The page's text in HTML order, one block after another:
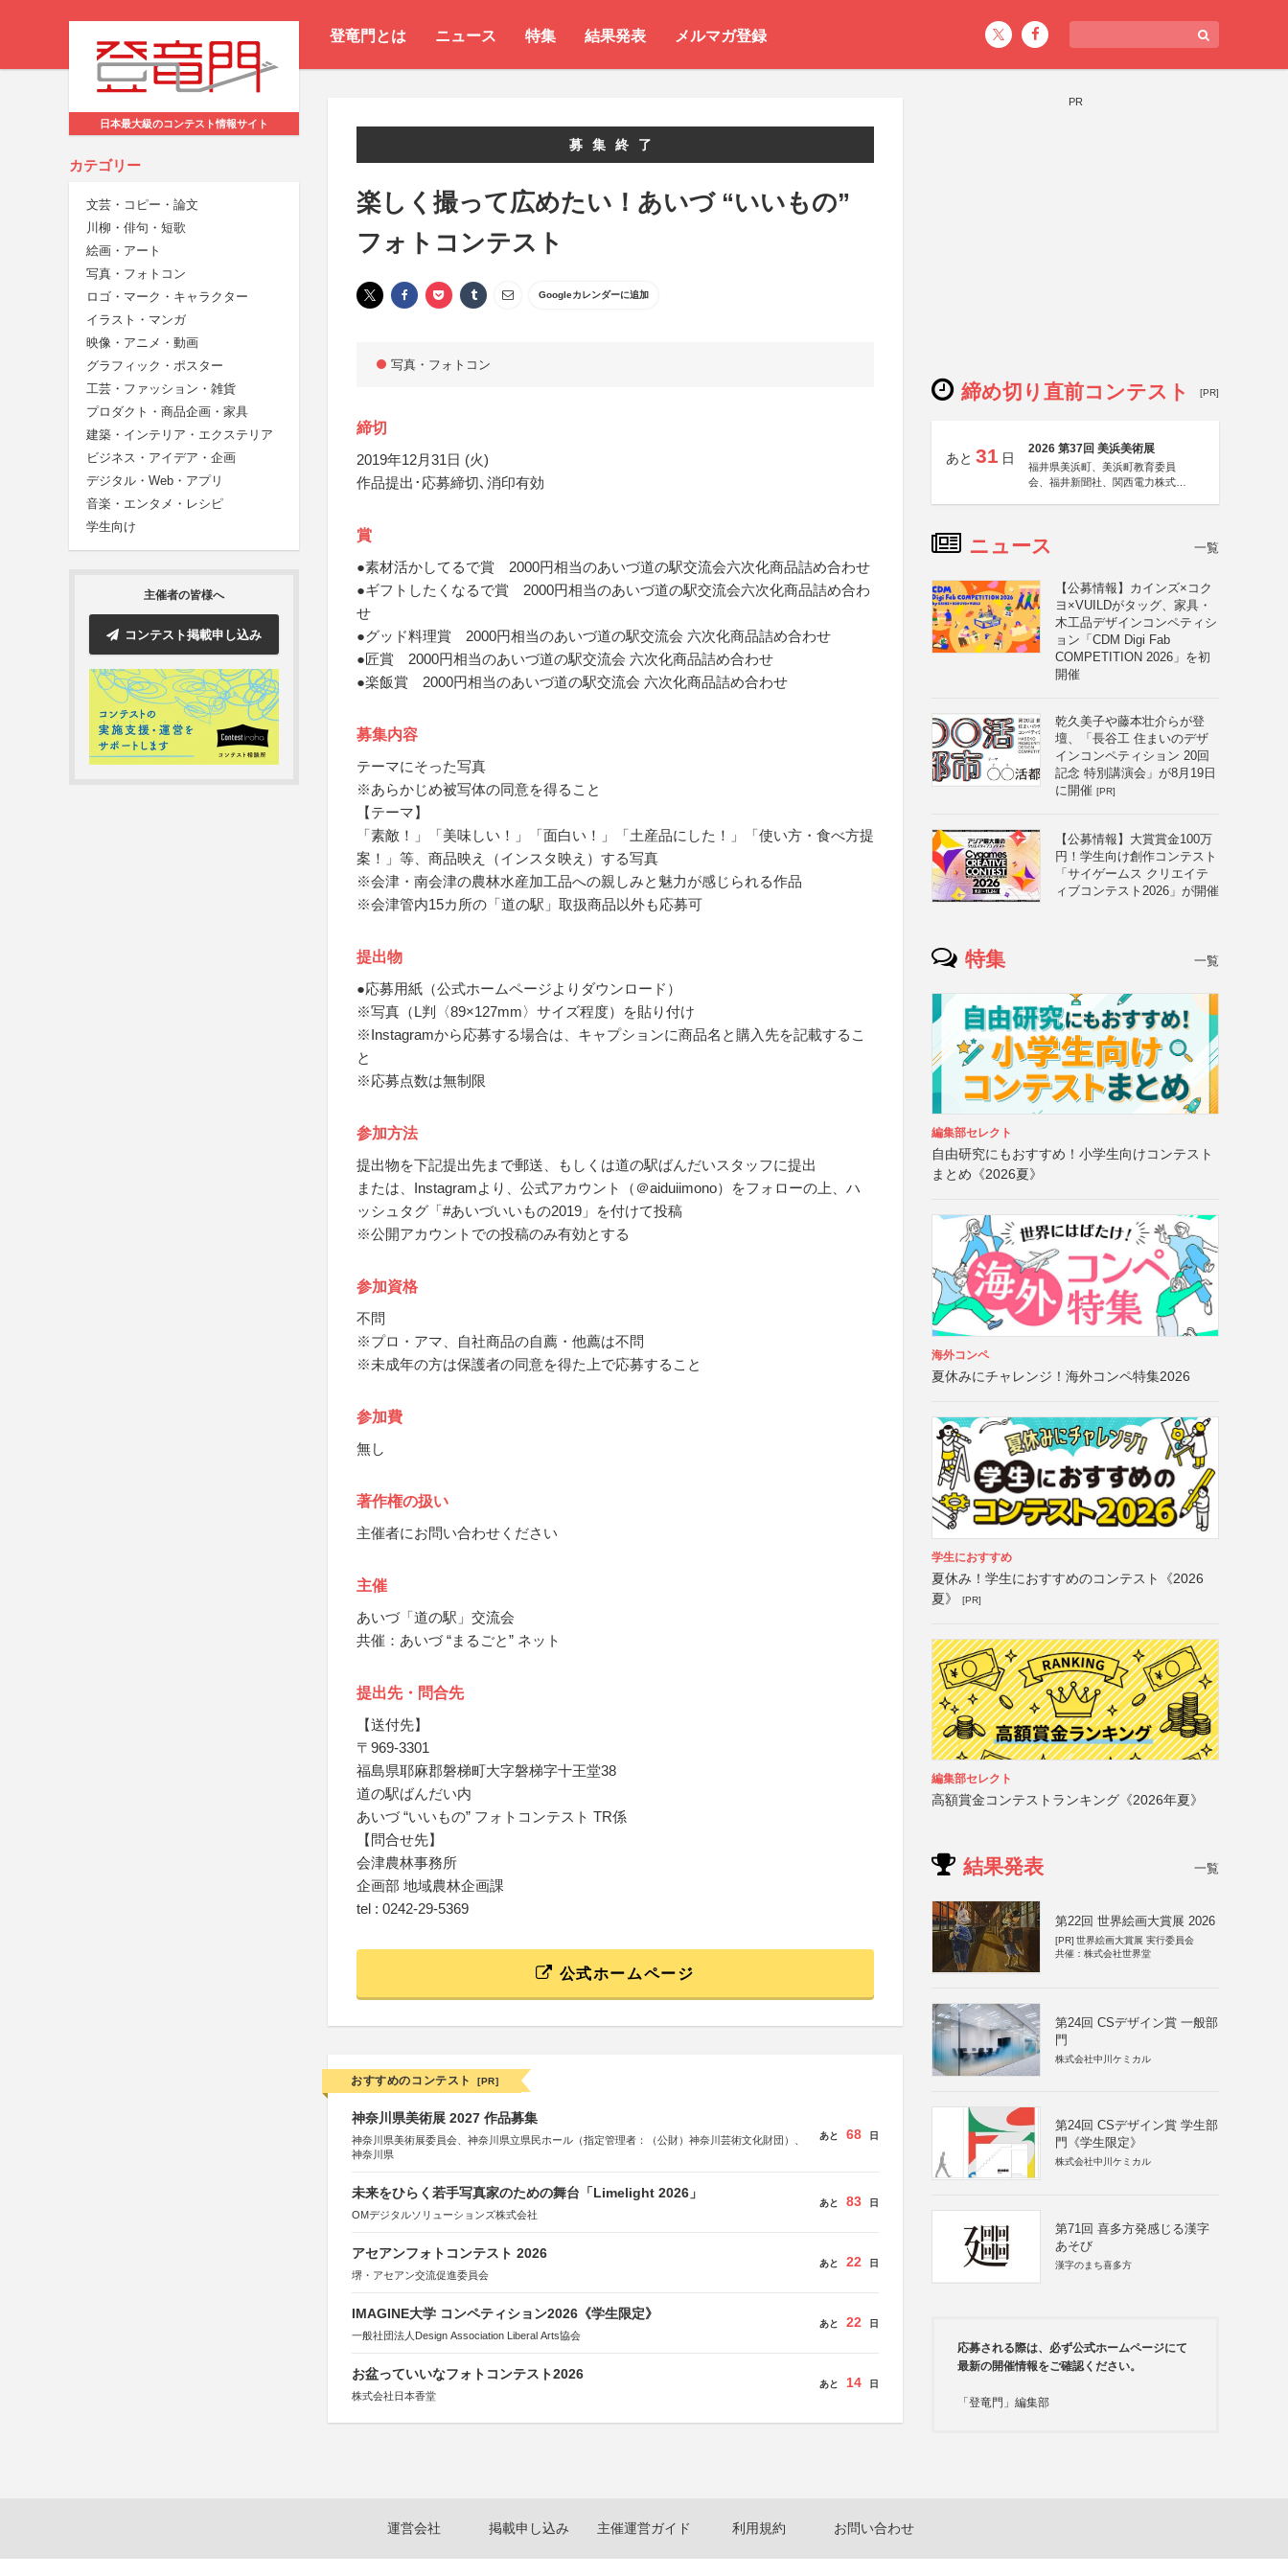
登竜門とは ニュース 特集 結果発表 メルマガ登録
日本最大級のコンテスト情報サイト
カテゴリー
文芸・コピー・論文
川柳・俳句・短歌
絵画・アート
写真・フォトコン
ロゴ・マーク・キャラクター
イラスト・マンガ
映像・アニメ・動画
グラフィック・ポスター
工芸・ファッション・雑貨
プロダクト・商品企画・家具
建築・インテリア・エクステリア
ビジネス・アイデア・企画
デジタル・Web・アプリ
音楽・エンタメ・レシピ
学生向け
主催者の皆様へ
コンテスト掲載申し込み
募集終了
楽しく撮って広めたい！あいづ “いいもの”
フォトコンテスト
Googleカレンダーに追加
写真・フォトコン
締切
2019年12月31日 (火)
作品提出･応募締切､消印有効
賞
●素材活かしてるで賞 2000円相当のあいづ道の駅交流会六次化商品詰め合わせ
●ギフトしたくなるで賞 2000円相当のあいづ道の駅交流会六次化商品詰め合わ
せ
●グッド料理賞 2000円相当のあいづ道の駅交流会 六次化商品詰め合わせ
●匠賞 2000円相当のあいづ道の駅交流会 六次化商品詰め合わせ
●楽飯賞 2000円相当のあいづ道の駅交流会 六次化商品詰め合わせ
募集内容
テーマにそった写真
※あらかじめ被写体の同意を得ること
【テーマ】
「素敵！」「美味しい！」「面白い！」「土産品にした！」「使い方・食べ方提
案！」等、商品映え（インスタ映え）する写真
※会津・南会津の農林水産加工品への親しみと魅力が感じられる作品
※会津管内15カ所の「道の駅」取扱商品以外も応募可
提出物
●応募用紙（公式ホームページよりダウンロード）
※写真（L判〈89×127mm〉サイズ程度）を貼り付け
※Instagramから応募する場合は、キャプションに商品名と購入先を記載するこ
と
※応募点数は無制限
参加方法
提出物を下記提出先まで郵送、もしくは道の駅ばんだいスタッフに提出
または、Instagramより、公式アカウント（＠aiduiimono）をフォローの上、ハ
ッシュタグ「#あいづいいもの2019」を付けて投稿
※公開アカウントでの投稿のみ有効とする
参加資格
不問
※プロ・アマ、自社商品の自薦・他薦は不問
※未成年の方は保護者の同意を得た上で応募すること
参加費
無し
著作権の扱い
主催者にお問い合わせください
主催
あいづ「道の駅」交流会
共催：あいづ “まるごと” ネット
提出先・問合先
【送付先】
〒969-3301
福島県耶麻郡磐梯町大字磐梯字十王堂38
道の駅ばんだい内
あいづ “いいもの” フォトコンテスト TR係
【問合せ先】
会津農林事務所
企画部 地域農林企画課
tel : 0242-29-5369
公式ホームページ
おすすめのコンテスト [PR]
神奈川県美術展 2027 作品募集
神奈川県美術展委員会、神奈川県立県民ホール（指定管理者：（公財）神奈川芸術文化財団）、
神奈川県
あと 68 日
未来をひらく若手写真家のための舞台「Limelight 2026」
OMデジタルソリューションズ株式会社
あと 83 日
アセアンフォトコンテスト 2026
堺・アセアン交流促進委員会
あと 22 日
IMAGINE大学 コンペティション2026《学生限定》
一般社団法人Design Association Liberal Arts協会
あと 22 日
お盆っていいなフォトコンテスト2026
株式会社日本香堂
あと 14 日
PR
締め切り直前コンテスト [PR]
あと 31 日
2026 第37回 美浜美術展
福井県美浜町、美浜町教育委員
会、福井新聞社、関西電力株式会
ニュース 一覧
【公募情報】カインズ×コク
ヨ×VUILDがタッグ、家具・
木工品デザインコンペティシ
ョン「CDM Digi Fab
COMPETITION 2026」を初
開催
乾久美子や藤本壮介らが登
壇、「長谷工 住まいのデザ
インコンペティション 20回
記念 特別講演会」が8月19日
に開催 [PR]
【公募情報】大賞賞金100万
円！学生向け創作コンテスト
「サイゲームス クリエイテ
ィブコンテスト2026」が開催
特集 一覧
編集部セレクト
自由研究にもおすすめ！小学生向けコンテスト
まとめ《2026夏》
海外コンペ
夏休みにチャレンジ！海外コンペ特集2026
学生におすすめ
夏休み！学生におすすめのコンテスト《2026
夏》
[PR]
編集部セレクト
高額賞金コンテストランキング《2026年夏》
結果発表 一覧
第22回 世界絵画大賞展 2026
[PR] 世界絵画大賞展 実行委員会
共催：株式会社世界堂
第24回 CSデザイン賞 一般部
門
株式会社中川ケミカル
第24回 CSデザイン賞 学生部
門《学生限定》
株式会社中川ケミカル
第71回 喜多方発感じる漢字
あそび
漢字のまち喜多方
応募される際は、必ず公式ホームページにて
最新の開催情報をご確認ください。
「登竜門」編集部
運営会社 掲載申し込み 主催運営ガイド 利用規約 お問い合わせ